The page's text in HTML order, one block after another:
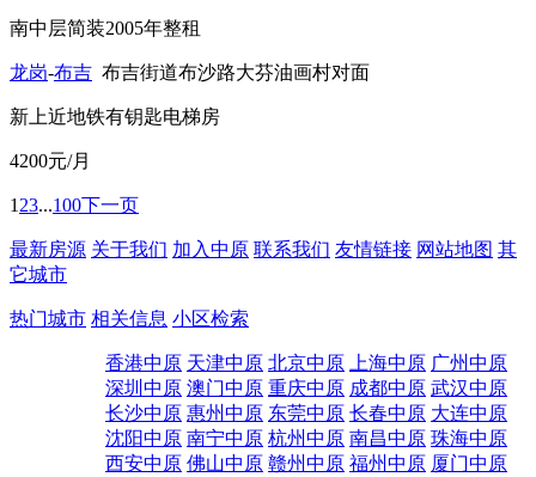
南中层简装2005年整租
龙岗-布吉 布吉街道布沙路大芬油画村对面
新上近地铁有钥匙电梯房
4200元/月
1 23...100下一页
最新房源 关于我们 加入中原 联系我们 友情链接 网站地图 其
它城市
热门城市 相关信息 小区检索
香港中原 天津中原 北京中原 上海中原 广州中原
深圳中原 澳门中原 重庆中原 成都中原 武汉中原
长沙中原 惠州中原 东莞中原 长春中原 大连中原
沈阳中原 南宁中原 杭州中原 南昌中原 珠海中原
西安中原 佛山中原 赣州中原 福州中原 厦门中原